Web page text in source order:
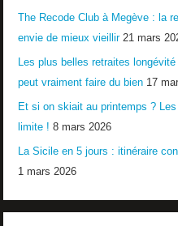
The Recode Club à Megève : la
envie de mieux vieillir 21 mars
Les plus belles retraites
peut vraiment faire du bien 17
Et si on skiait au printemps ?
limite ! 8 mars 2026
La Sicile en 5 jours : itinéraire
1 mars 2026